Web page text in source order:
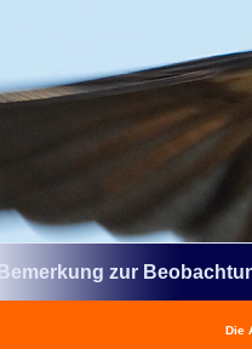
Bemerkung zur
Die